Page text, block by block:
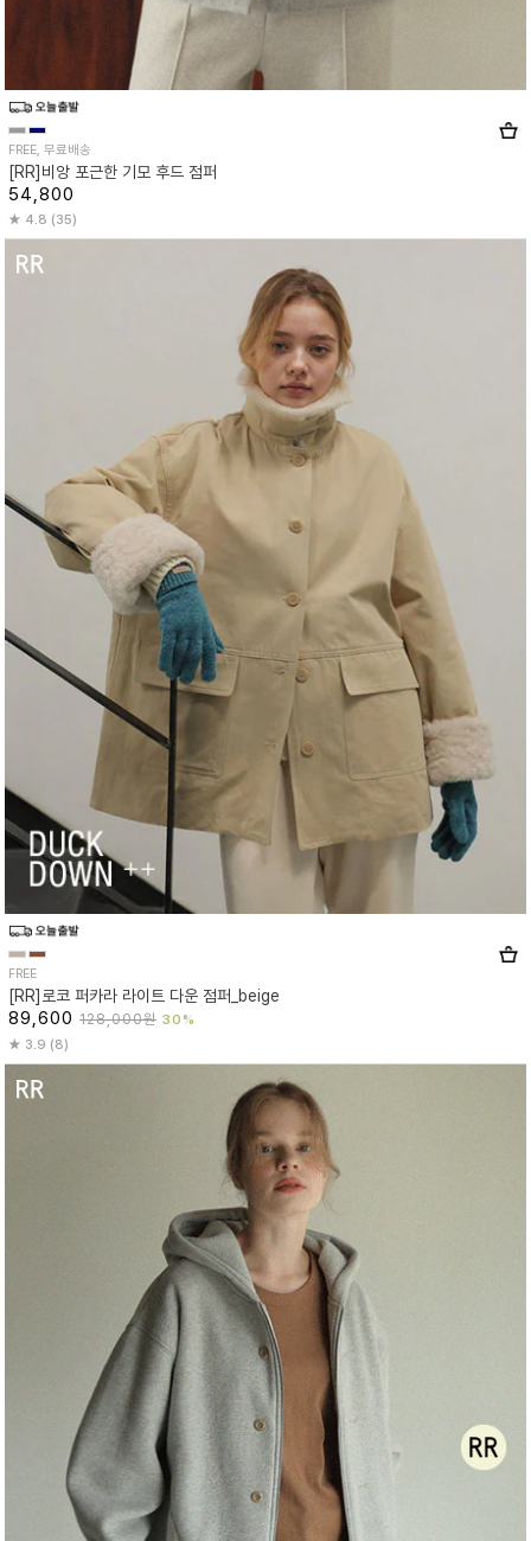
FREE, 무료배송
[RR]비앙 포근한 기모 후드 점퍼
54,800
4.8 (35)
FREE
[RR]로코 퍼카라 라이트 다운 점퍼_beige
89,600 128,000원 30%
3.9 (8)